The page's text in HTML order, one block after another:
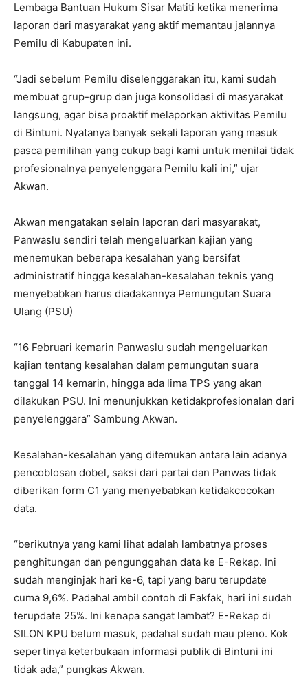
Lembaga Bantuan Hukum Sisar Matiti ketika menerima
laporan dari masyarakat yang aktif memantau jalannya
Pemilu di Kabupaten ini.
“Jadi sebelum Pemilu diselenggarakan itu, kami sudah
membuat grup-grup dan juga konsolidasi di masyarakat
langsung, agar bisa proaktif melaporkan aktivitas Pemilu
di Bintuni. Nyatanya banyak sekali laporan yang masuk
pasca pemilihan yang cukup bagi kami untuk menilai tidak
profesionalnya penyelenggara Pemilu kali ini,” ujar
Akwan.
Akwan mengatakan selain laporan dari masyarakat,
Panwaslu sendiri telah mengeluarkan kajian yang
menemukan beberapa kesalahan yang bersifat
administratif hingga kesalahan-kesalahan teknis yang
menyebabkan harus diadakannya Pemungutan Suara
Ulang (PSU)
“16 Februari kemarin Panwaslu sudah mengeluarkan
kajian tentang kesalahan dalam pemungutan suara
tanggal 14 kemarin, hingga ada lima TPS yang akan
dilakukan PSU. Ini menunjukkan ketidakprofesionalan dari
penyelenggara” Sambung Akwan.
Kesalahan-kesalahan yang ditemukan antara lain adanya
pencoblosan dobel, saksi dari partai dan Panwas tidak
diberikan form C1 yang menyebabkan ketidakcocokan
data.
“berikutnya yang kami lihat adalah lambatnya proses
penghitungan dan pengunggahan data ke E-Rekap. Ini
sudah menginjak hari ke-6, tapi yang baru terupdate
cuma 9,6%. Padahal ambil contoh di Fakfak, hari ini sudah
terupdate 25%. Ini kenapa sangat lambat? E-Rekap di
SILON KPU belum masuk, padahal sudah mau pleno. Kok
sepertinya keterbukaan informasi publik di Bintuni ini
tidak ada,” pungkas Akwan.